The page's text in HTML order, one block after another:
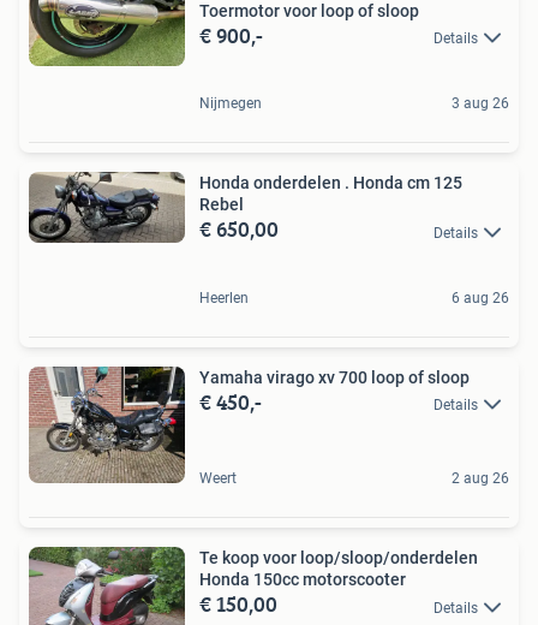
Toermotor voor loop of sloop
€ 900,- Details
Nijmegen 3 aug 26
Honda onderdelen . Honda cm 125
Rebel
€ 650,00 Details
Heerlen 6 aug 26
Yamaha virago xv 700 loop of sloop
€ 450,- Details
Weert 2 aug 26
Te koop voor loop/sloop/onderdelen
Honda 150cc motorscooter
€ 150,00 Details